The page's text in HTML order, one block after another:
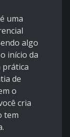
uma
algo
início da
prática
de
o
cria
tem